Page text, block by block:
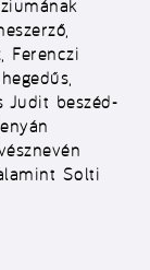
Ferenczi
Judit beszéd-
Solti